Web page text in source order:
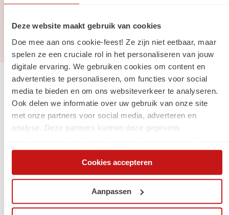
Deze website maakt gebruik van cookies
Doe mee aan ons cookie-feest! Ze zijn niet eetbaar, maar
spelen ze een cruciale rol in het personaliseren van jouw
digitale ervaring. We gebruiken cookies om content en
advertenties te personaliseren, om functies voor social
media te bieden en om ons websiteverkeer te analyseren.
Ook delen we informatie over uw gebruik van onze site
met onze partners voor social media, adverteren en
analyse. Deze partners kunnen deze gegevens
verstrekt of die ze hebben verzameld op basis van uw
gebruik van hun services. Via de cookieverklaring op onze
website kunt u uw toestemming op elk moment wijzigen of
Cookies accepteren
Aanpassen
Jouw carrière
Start met een digital traineeship
Login Mijn SchaalX
Voor opdrachtgevers